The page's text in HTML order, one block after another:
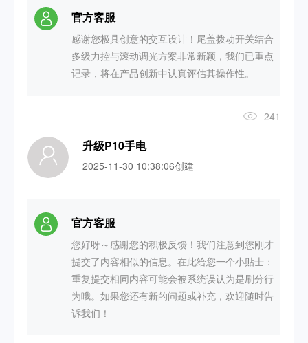
官方客服
感谢您极具创意的交互设计！尾盖拨动开关结合
多级力控与滚动调光方案非常新颖，我们已重点
记录，将在产品创新中认真评估其操作性。
241
升级P10手电
2025-11-30 10:38:06创建
官方客服
您好呀～感谢您的积极反馈！我们注意到您刚才
提交了内容相似的信息。在此给您一个小贴士：
重复提交相同内容可能会被系统误认为是刷分行
为哦。如果您还有新的问题或补充，欢迎随时告
诉我们！